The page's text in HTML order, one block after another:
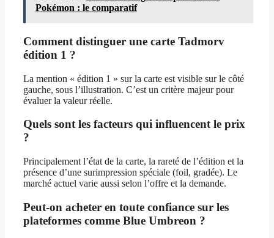
Pokémon : le comparatif
Comment distinguer une carte Tadmorv
édition 1 ?
La mention « édition 1 » sur la carte est visible sur le côté
gauche, sous l’illustration. C’est un critère majeur pour
évaluer la valeur réelle.
Quels sont les facteurs qui influencent le prix
?
Principalement l’état de la carte, la rareté de l’édition et la
présence d’une surimpression spéciale (foil, gradée). Le
marché actuel varie aussi selon l’offre et la demande.
Peut-on acheter en toute confiance sur les
plateformes comme Blue Umbreon ?